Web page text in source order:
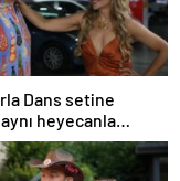
Dans setine
heyecanla